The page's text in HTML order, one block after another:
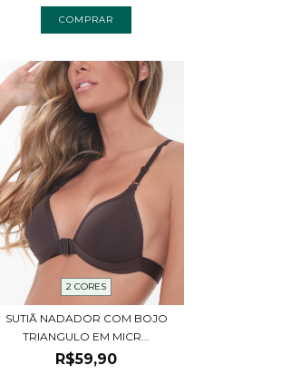
COMPRAR
2 CORES
SUTIÃ NADADOR COM BOJO
TRIANGULO EM MICR...
R$59,90